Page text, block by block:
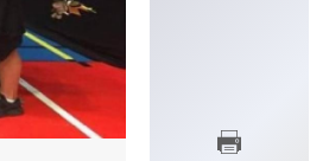
SETTORE TECNICO FEDERALE
Regolamento
Struttura Nazionale